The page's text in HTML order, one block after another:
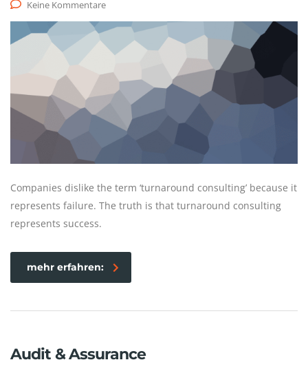
Keine Kommentare
Companies dislike the term ‘turnaround consulting’ because it
represents failure. The truth is that turnaround consulting
represents success.
mehr erfahren:
Audit & Assurance